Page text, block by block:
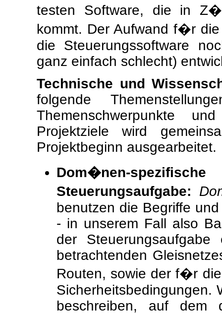
testen Software, die in
kommt. Der Aufwand f�r
die Steuerungssoftware
ganz einfach schlecht)
Technische und
folgende
Themenschwerpunkte
Projektziele wird
Projektbeginn ausgearbeitet.
Dom�nen-
Steuerungsaufgabe:
benutzen die Begriffe
- in unserem Fall also
der
betrachtenden
Routen, sowie der f�r
Sicherheitsbedingungen.
beschreiben, auf dem